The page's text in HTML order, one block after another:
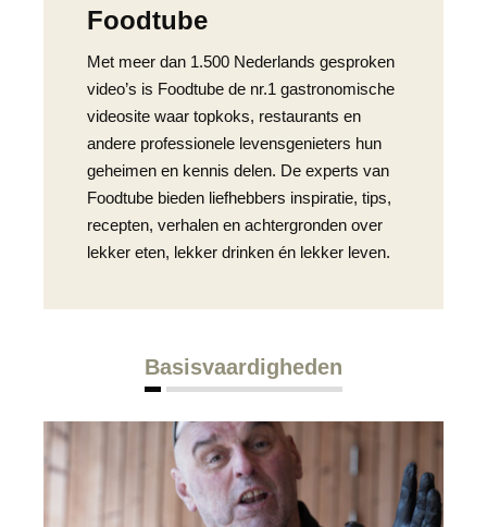
Foodtube
Met meer dan 1.500 Nederlands gesproken
video’s is Foodtube de nr.1 gastronomische
videosite waar topkoks, restaurants en
andere professionele levensgenieters hun
geheimen en kennis delen. De experts van
Foodtube bieden liefhebbers inspiratie, tips,
recepten, verhalen en achtergronden over
lekker eten, lekker drinken én lekker leven.
Basisvaardigheden